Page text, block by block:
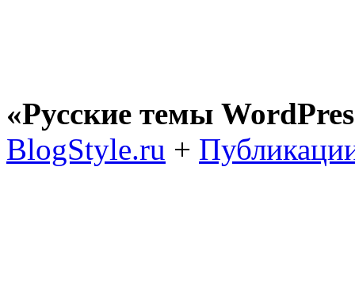
«Русские темы
BlogStyle.ru +